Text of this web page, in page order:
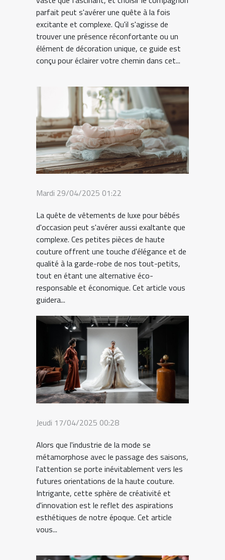
parfait peut s'avérer une quête à la fois
excitante et complexe. Qu'il s'agisse de
trouver une présence réconfortante ou un
élément de décoration unique, ce guide est
conçu pour éclairer votre chemin dans cet...
Mardi 29/04/2025 01:22
La quête de vêtements de luxe pour bébés
d'occasion peut s'avérer aussi exaltante que
complexe. Ces petites pièces de haute
couture offrent une touche d'élégance et de
qualité à la garde-robe de nos tout-petits,
tout en étant une alternative éco-
responsable et économique. Cet article vous
guidera...
Jeudi 17/04/2025 00:28
Alors que l'industrie de la mode se
métamorphose avec le passage des saisons,
l'attention se porte inévitablement vers les
futures orientations de la haute couture.
Intrigante, cette sphère de créativité et
d'innovation est le reflet des aspirations
esthétiques de notre époque. Cet article
vous...